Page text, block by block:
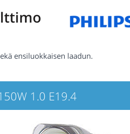
ensiluokkaisen laadun.
1.0 E19.4